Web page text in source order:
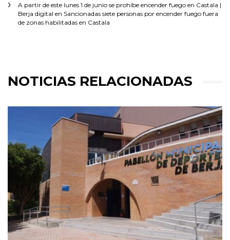
A partir de este lunes 1 de junio se prohíbe encender fuego en Castala |
Berja digital en Sancionadas siete personas por encender fuego fuera
de zonas habilitadas en Castala
NOTICIAS RELACIONADAS